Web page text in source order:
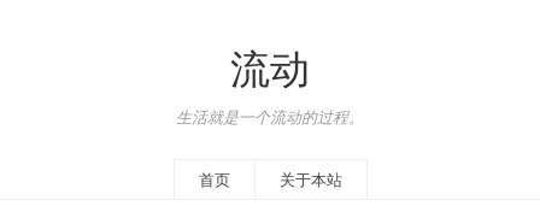
流动
生活就是一个流动的过程。
首页 关于本站